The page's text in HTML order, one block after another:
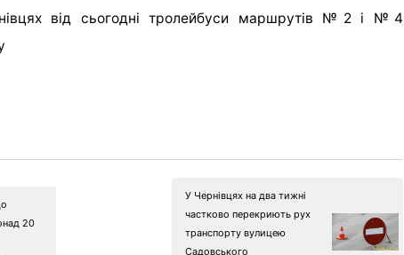
від сьогодні тролейбуси маршрутів №2 і №4
20
У Чернівцях на два тижні
частково перекриють рух
транспорту вулицею
Садовського